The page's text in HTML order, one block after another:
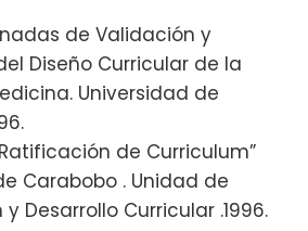
de Validación y
Diseño Curricular de la
Universidad de
de Curriculum”
Carabobo . Unidad de
Desarrollo Curricular .1996.